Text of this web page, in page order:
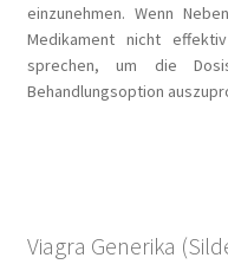
einzunehmen. Wenn
Medikament nicht
sprechen, um die
Behandlungsoption
Viagra Generika